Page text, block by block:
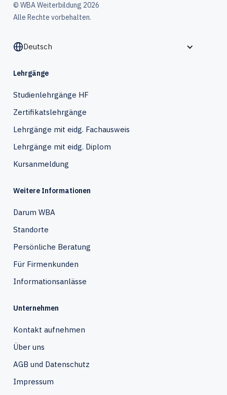
© WBA Weiterbildung 2026
Alle Rechte vorbehalten.
Deutsch
Lehrgänge
Studienlehrgänge HF
Zertifikatslehrgänge
Lehrgänge mit eidg. Fachausweis
Lehrgänge mit eidg. Diplom
Kursanmeldung
Weitere Informationen
Darum WBA
Standorte
Persönliche Beratung
Für Firmenkunden
Informationsanlässe
Unternehmen
Kontakt aufnehmen
Über uns
AGB und Datenschutz
Impressum